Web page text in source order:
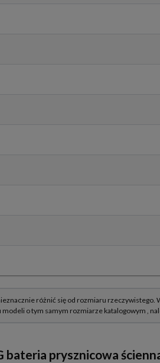
prysznicowa